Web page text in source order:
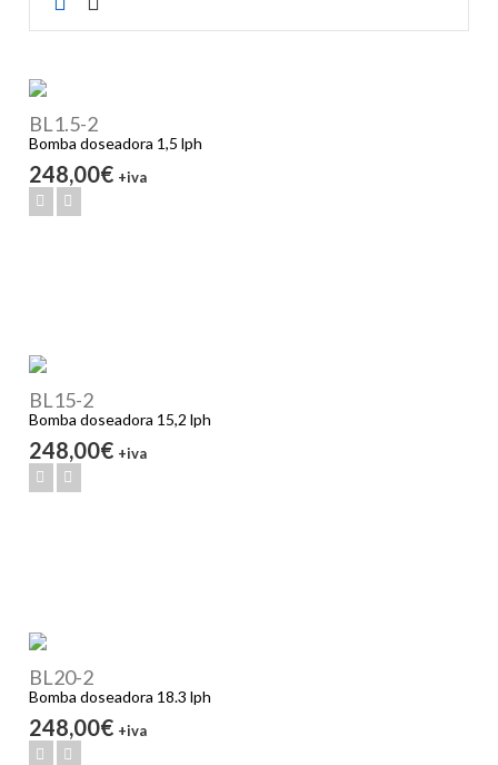
BL1.5-2
Bomba doseadora 1,5 lph
248,00€ +iva
BL15-2
Bomba doseadora 15,2 lph
248,00€ +iva
BL20-2
Bomba doseadora 18.3 lph
248,00€ +iva